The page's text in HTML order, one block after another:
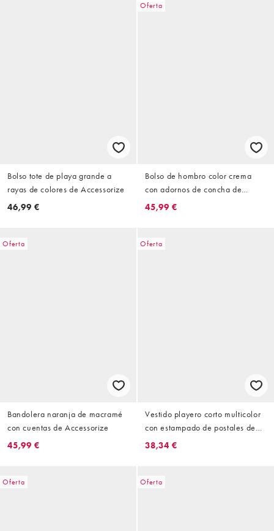
Bolso tote de playa grande a
rayas de colores de Accessorize
46,99 €
Oferta
Bolso de hombro color crema
con adornos de concha de
Accessorize
45,99 €
Oferta
Bandolera naranja de macramé
con cuentas de Accessorize
45,99 €
Oferta
Vestido playero corto multicolor
con estampado de postales de
Accessorize
38,34 €
Oferta Oferta